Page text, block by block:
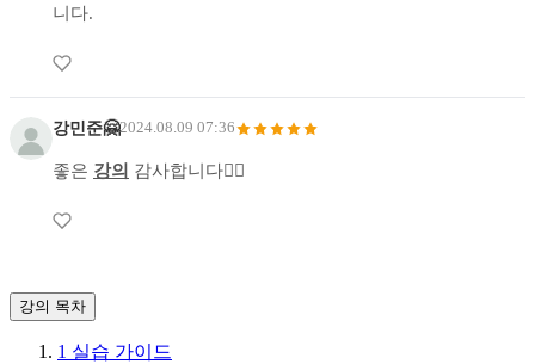
니다.
강민준🤗2024.08.09 07:36
좋은 강의 감사합니다🙇‍♂️
강의 목차
1 실습 가이드